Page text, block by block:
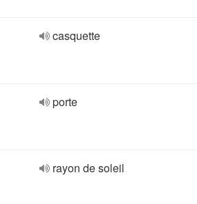
casquette
porte
rayon de soleil